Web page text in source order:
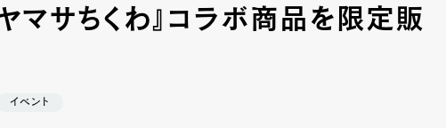
マサちくわ』コラボ商品を限定販
イベント